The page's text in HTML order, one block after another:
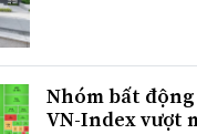
Nhóm bất
VN-Index vượt